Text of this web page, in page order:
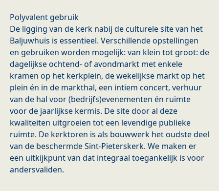
Polyvalent gebruik
De ligging van de kerk nabij de culturele site van het
Baljuwhuis is essentieel. Verschillende opstellingen
en gebruiken worden mogelijk: van klein tot groot: de
dagelijkse ochtend- of avondmarkt met enkele
kramen op het kerkplein, de wekelijkse markt op het
plein én in de markthal, een intiem concert, verhuur
van de hal voor (bedrijfs)evenementen én ruimte
voor de jaarlijkse kermis. De site door al deze
kwaliteiten uitgroeien tot een levendige publieke
ruimte. De kerktoren is als bouwwerk het oudste deel
van de beschermde Sint-Pieterskerk. We maken er
een uitkijkpunt van dat integraal toegankelijk is voor
andersvaliden.